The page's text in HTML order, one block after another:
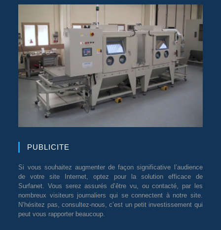
PUBLICITE
Si vous souhaitez augmenter de façon significative l’audience
de votre site Internet, optez pour la solution efficace de
Surfanet. Vous serez assurés d’être vu, ou contacté, par les
nombreux visiteurs journaliers qui se connectent à notre site.
N’hésitez pas, consultez-nous, c’est un petit investissement qui
peut vous rapporter beaucoup.